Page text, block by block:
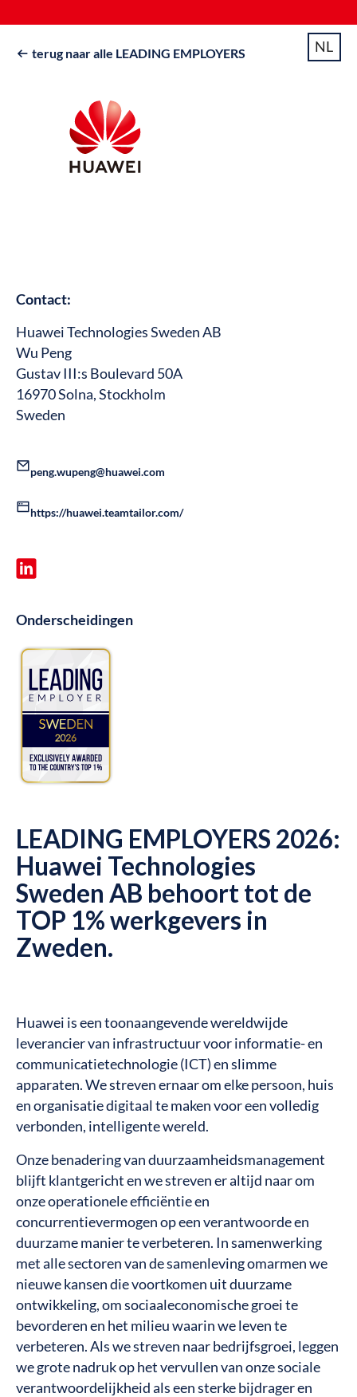
 terug naar alle LEADING EMPLOYERS NL
Contact:
Huawei Technologies Sweden AB
Wu Peng
Gustav III:s Boulevard 50A
16970 Solna, Stockholm
Sweden
peng.wupeng@huawei.com
https://huawei.teamtailor.com/
Onderscheidingen
LEADING EMPLOYERS 2026:
Huawei Technologies
Sweden AB behoort tot de
TOP 1% werkgevers in
Zweden.
Huawei is een toonaangevende wereldwijde
leverancier van infrastructuur voor informatie- en
communicatietechnologie (ICT) en slimme
apparaten. We streven ernaar om elke persoon, huis
en organisatie digitaal te maken voor een volledig
verbonden, intelligente wereld.
Onze benadering van duurzaamheidsmanagement
blijft klantgericht en we streven er altijd naar om
onze operationele efficiëntie en
concurrentievermogen op een verantwoorde en
duurzame manier te verbeteren. In samenwerking
met alle sectoren van de samenleving omarmen we
nieuwe kansen die voortkomen uit duurzame
ontwikkeling, om sociaaleconomische groei te
bevorderen en het milieu waarin we leven te
verbeteren. Als we streven naar bedrijfsgroei, leggen
we grote nadruk op het vervullen van onze sociale
verantwoordelijkheid als een sterke bijdrager en